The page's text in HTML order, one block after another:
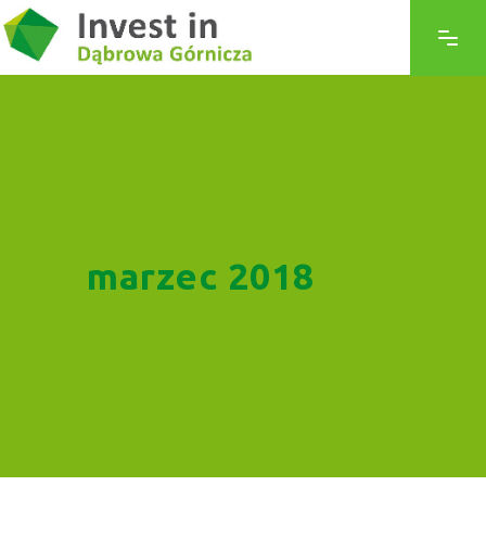
marzec 2018